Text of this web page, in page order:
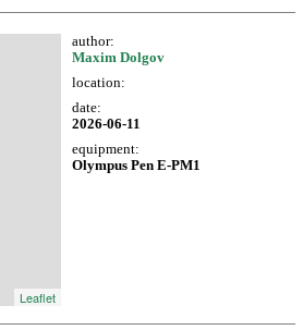
Leaflet
author:
Maxim Dolgov
location:
date:
2026-06-11
equipment:
Olympus Pen E-PM1